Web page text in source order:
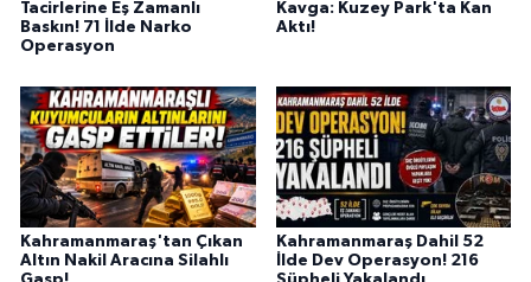
Tacirlerine Eş Zamanlı
Baskın! 71 İlde Narko
Operasyon
Kavga: Kuzey Park'ta Kan
Aktı!
Kahramanmaraş'tan Çıkan
Altın Nakil Aracına Silahlı
Kahramanmaraş Dahil 52
İlde Dev Operasyon! 216